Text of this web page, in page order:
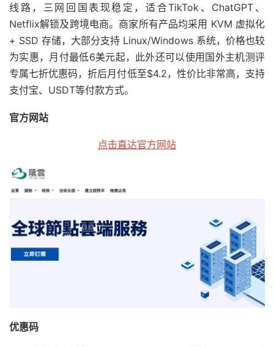
线路，三网回国表现稳定，适合TikTok、ChatGPT、
Netflix解锁及跨境电商。商家所有产品均采用 KVM 虚拟化
+ SSD 存储，大部分支持 Linux/Windows 系统，价格也较
为实惠，月付最低6美元起，此外还可以使用国外主机测评
专属七折优惠码，折后月付低至$4.2，性价比非常高，支持
支付宝、USDT等付款方式。
官方网站
点击直达官方网站
优惠码